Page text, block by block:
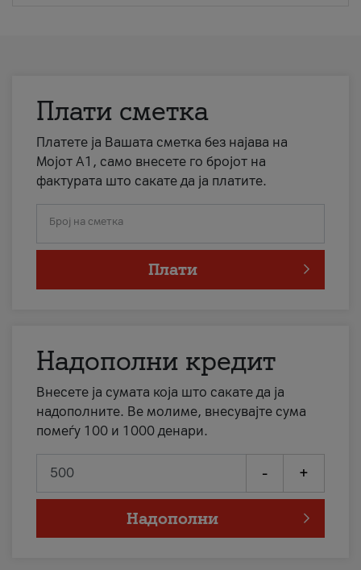
Плати сметка
Платете ја Вашата сметка без најава на
Мојот А1, само внесете го бројот на
фактурата што сакате да ја платите.
Број на сметка
Плати
Надополни кредит
Внесете ја сумата која што сакате да ја
надополните. Ве молиме, внесувајте сума
помеѓу 100 и 1000 денари.
- +
Надополни